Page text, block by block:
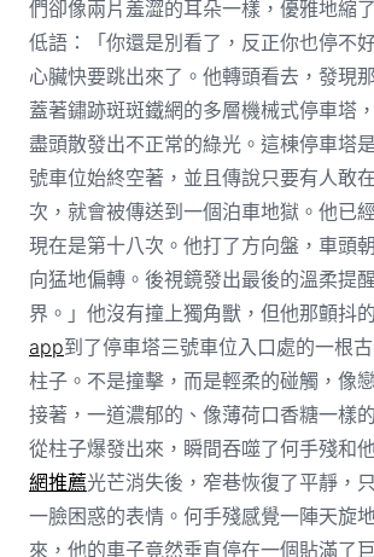
們卻像兩片羞澀的耳朵一樣，優雅地縮
低語：「你還是別看了，反正你也停不
心臟快要跳出來了。他轉頭看去，發現
蓋著鏽跡斑斑鐵網的多層機械式停車塔
盡頭散發出不正常的綠光。這棟停車塔
號車位始終空著，並且傳說只要有人敢
次，就會被傳送到一個泊車地獄。他已
現在是第十八次。他打了方向盤，車頭
向猛地偏轉。後視鏡發出最後的溫柔提
界。」他沒有撞上獨角獸，但他那顫抖
app到了停車塔三號車位入口處的一根
柱子。不是撞擊，而是輕柔的碰觸，像
接著，一道濃郁的、像薄荷口香糖一樣
從柱子爆發出來，瞬間吞噬了何手殘和
網推薦光芒消失後，窄巷恢復了平靜，
一臉困惑的表情。何手殘感覺一陣天旋
來，他的車子竟然垂直停在一個貼滿了